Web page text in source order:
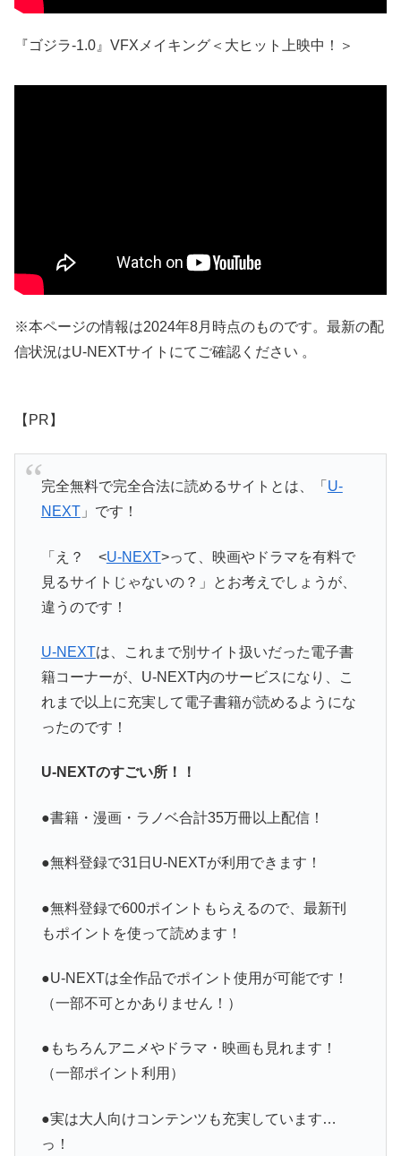
『ゴジラ-1.0』VFXメイキング＜大ヒット上映中！＞
※本ページの情報は2024年8月時点のものです。最新の配
信状況はU-NEXTサイトにてご確認ください 。
【PR】
完全無料で完全合法に読めるサイトとは、「 U-
NEXT」です！
「え？ <U-NEXT>って、映画やドラマを有料で
見るサイトじゃないの？」とお考えでしょうが、
違うのです！
U-NEXTは、これまで別サイト扱いだった電子書
籍コーナーが、U-NEXT内のサービスになり、こ
れまで以上に充実して電子書籍が読めるようにな
ったのです！
U-NEXTのすごい所！！
●書籍・漫画・ラノベ合計35万冊以上配信！
●無料登録で31日U-NEXTが利用できます！
●無料登録で600ポイントもらえるので、最新刊
もポイントを使って読めます！
●U-NEXTは全作品でポイント使用が可能です！
（一部不可とかありません！）
●もちろんアニメやドラマ・映画も見れます！
（一部ポイント利用）
●実は大人向けコンテンツも充実しています…
っ！